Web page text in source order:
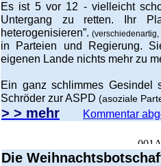
Es ist 5 vor 12 - vielleicht
Untergang zu retten. Ihr
heterogenisieren”.
in Parteien und Regierung.
eigenen Lande nichts mehr zu
Ein ganz schlimmes Gesindel
Schröder zur ASPD (asoziale
> > mehr Kommentar
Die